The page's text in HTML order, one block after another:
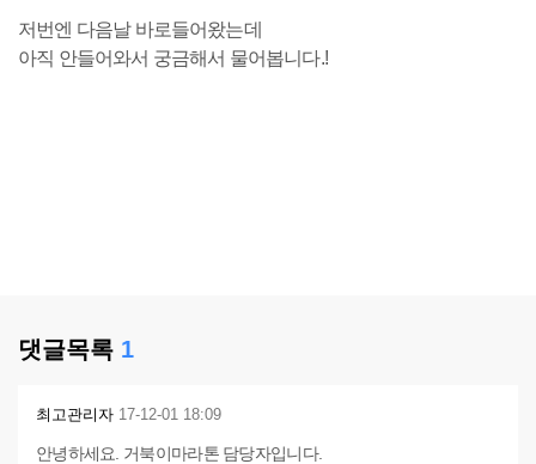
본문
저번엔 다음날 바로들어왔는데
아직 안들어와서 궁금해서 물어봅니다.!
댓글목록 1
최고관리자 17-12-01 18:09
안녕하세요. 거북이마라톤 담당자입니다.